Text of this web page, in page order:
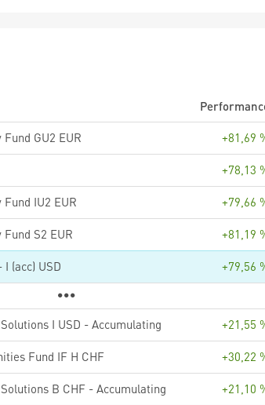
GU2 EUR +81,69
+78,13
IU2 EUR +79,66
S2 EUR +81,19
(acc) USD +79,56
I USD - Accumulating +21,55
Fund IF H CHF +30,22
B CHF - Accumulating +21,10